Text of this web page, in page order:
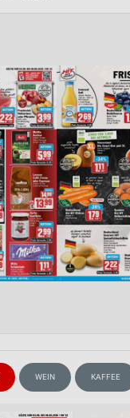
WEIN KAFFEE